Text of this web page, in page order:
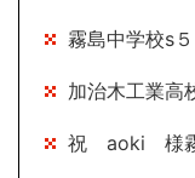
霧島中学校s
加治木工業
祝 aoki 様霧